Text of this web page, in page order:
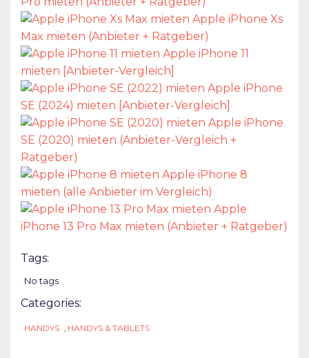
Apple iPhone Xs
Max mieten (Anbieter + Ratgeber)
Apple iPhone 11
mieten [Anbieter-Vergleich]
Apple iPhone
SE (2024) mieten [Anbieter-Vergleich]
Apple iPhone
SE (2020) mieten (Anbieter-Vergleich +
Ratgeber)
Apple iPhone 8
mieten (alle Anbieter im Vergleich)
Apple
iPhone 13 Pro Max mieten (Anbieter + Ratgeber)
Tags:
No tags
Categories:
HANDYS HANDYS & TABLETS